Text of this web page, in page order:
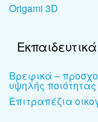
Origami 3D
Βρεφικά –
υψηλής ποιότητας
Επιτραπέζια